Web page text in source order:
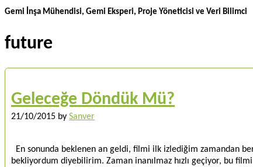
Gemi İnşa Mühendisi, Gemi Eksperi, Proje Yöneticisi ve Veri Bilimci
future
Geleceğe Döndük Mü?
21/10/2015 by Sanver
En sonunda beklenen an geldi, filmi ilk izlediğim zamandan
bekliyordum diyebilirim. Zaman inanılmaz hızlı geçiyor, bu